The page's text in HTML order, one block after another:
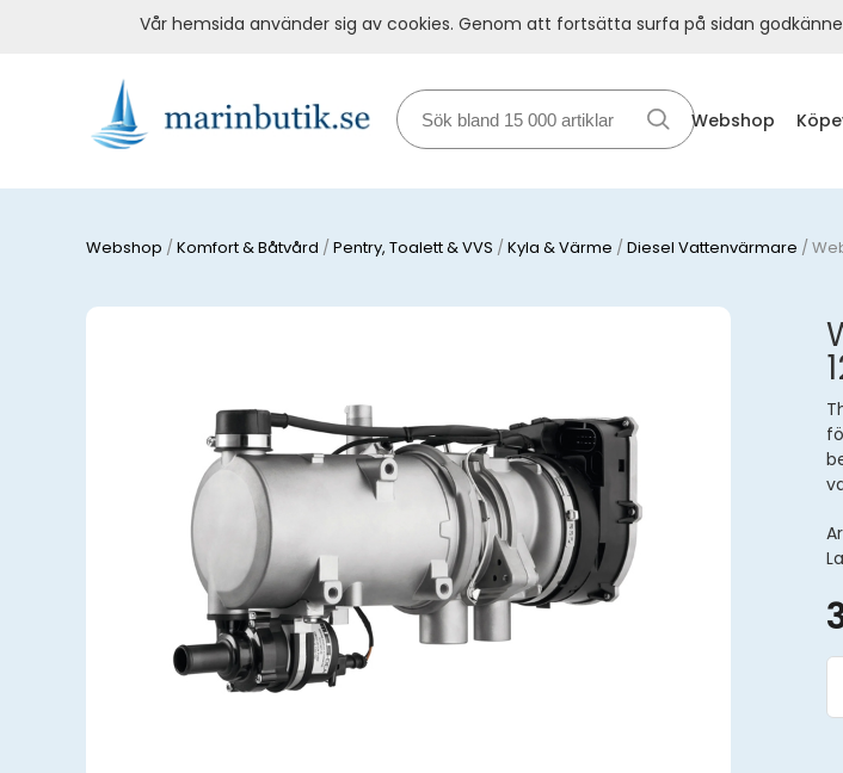
Webshop
Webshop /Komfort & Båtvård /Pentry, Toalett & VVS /Kyla & Värme /Diesel Vattenvärmare /
Vår hemsida använder sig av cookies. Genom att fortsätta surfa på sidan